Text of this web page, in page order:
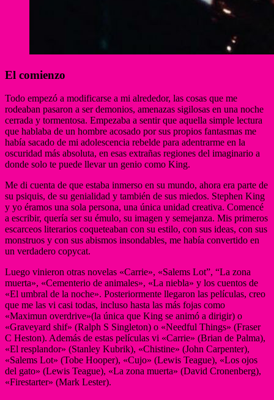
El comienzo
Todo empezó a modificarse a mi alrededor, las cosas que me
rodeaban pasaron a ser demonios, amenazas sigilosas en una noche
cerrada y tormentosa. Empezaba a sentir que aquella simple lectura
que hablaba de un hombre acosado por sus propios fantasmas me
había sacado de mi adolescencia rebelde para adentrarme en la
oscuridad más absoluta, en esas extrañas regiones del imaginario a
donde solo te puede llevar un genio como King.
Me di cuenta de que estaba inmerso en su mundo, ahora era parte de
su psiquis, de su genialidad y también de sus miedos. Stephen King
y yo éramos una sola persona, una única unidad creativa. Comencé
a escribir, quería ser su émulo, su imagen y semejanza. Mis primeros
escarceos literarios coqueteaban con su estilo, con sus ideas, con sus
monstruos y con sus abismos insondables, me había convertido en
un verdadero copycat.
Luego vinieron otras novelas «Carrie», «Salems Lot”, “La zona
muerta», «Cementerio de animales», «La niebla» y los cuentos de
«El umbral de la noche». Posteriormente llegaron las películas, creo
que me las vi casi todas, incluso hasta las más fojas como
«Maximun overdrive»(la única que King se animó a dirigir) o
«Graveyard shif» (Ralph S Singleton) o «Needful Things» (Fraser
C Heston). Además de estas películas vi «Carrie» (Brian de Palma),
«El resplandor» (Stanley Kubrik), «Chistine» (John Carpenter),
«Salems Lot» (Tobe Hooper), «Cujo» (Lewis Teague), «Los ojos
del gato» (Lewis Teague), «La zona muerta» (David Cronenberg),
«Firestarter» (Mark Lester).